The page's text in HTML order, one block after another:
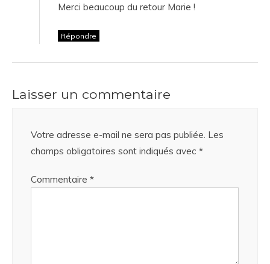
Merci beaucoup du retour Marie !
Répondre
Laisser un commentaire
Votre adresse e-mail ne sera pas publiée. Les
champs obligatoires sont indiqués avec *
Commentaire *